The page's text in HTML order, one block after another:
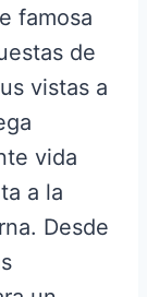
famosa
de
vistas a
vida
a la
Desde